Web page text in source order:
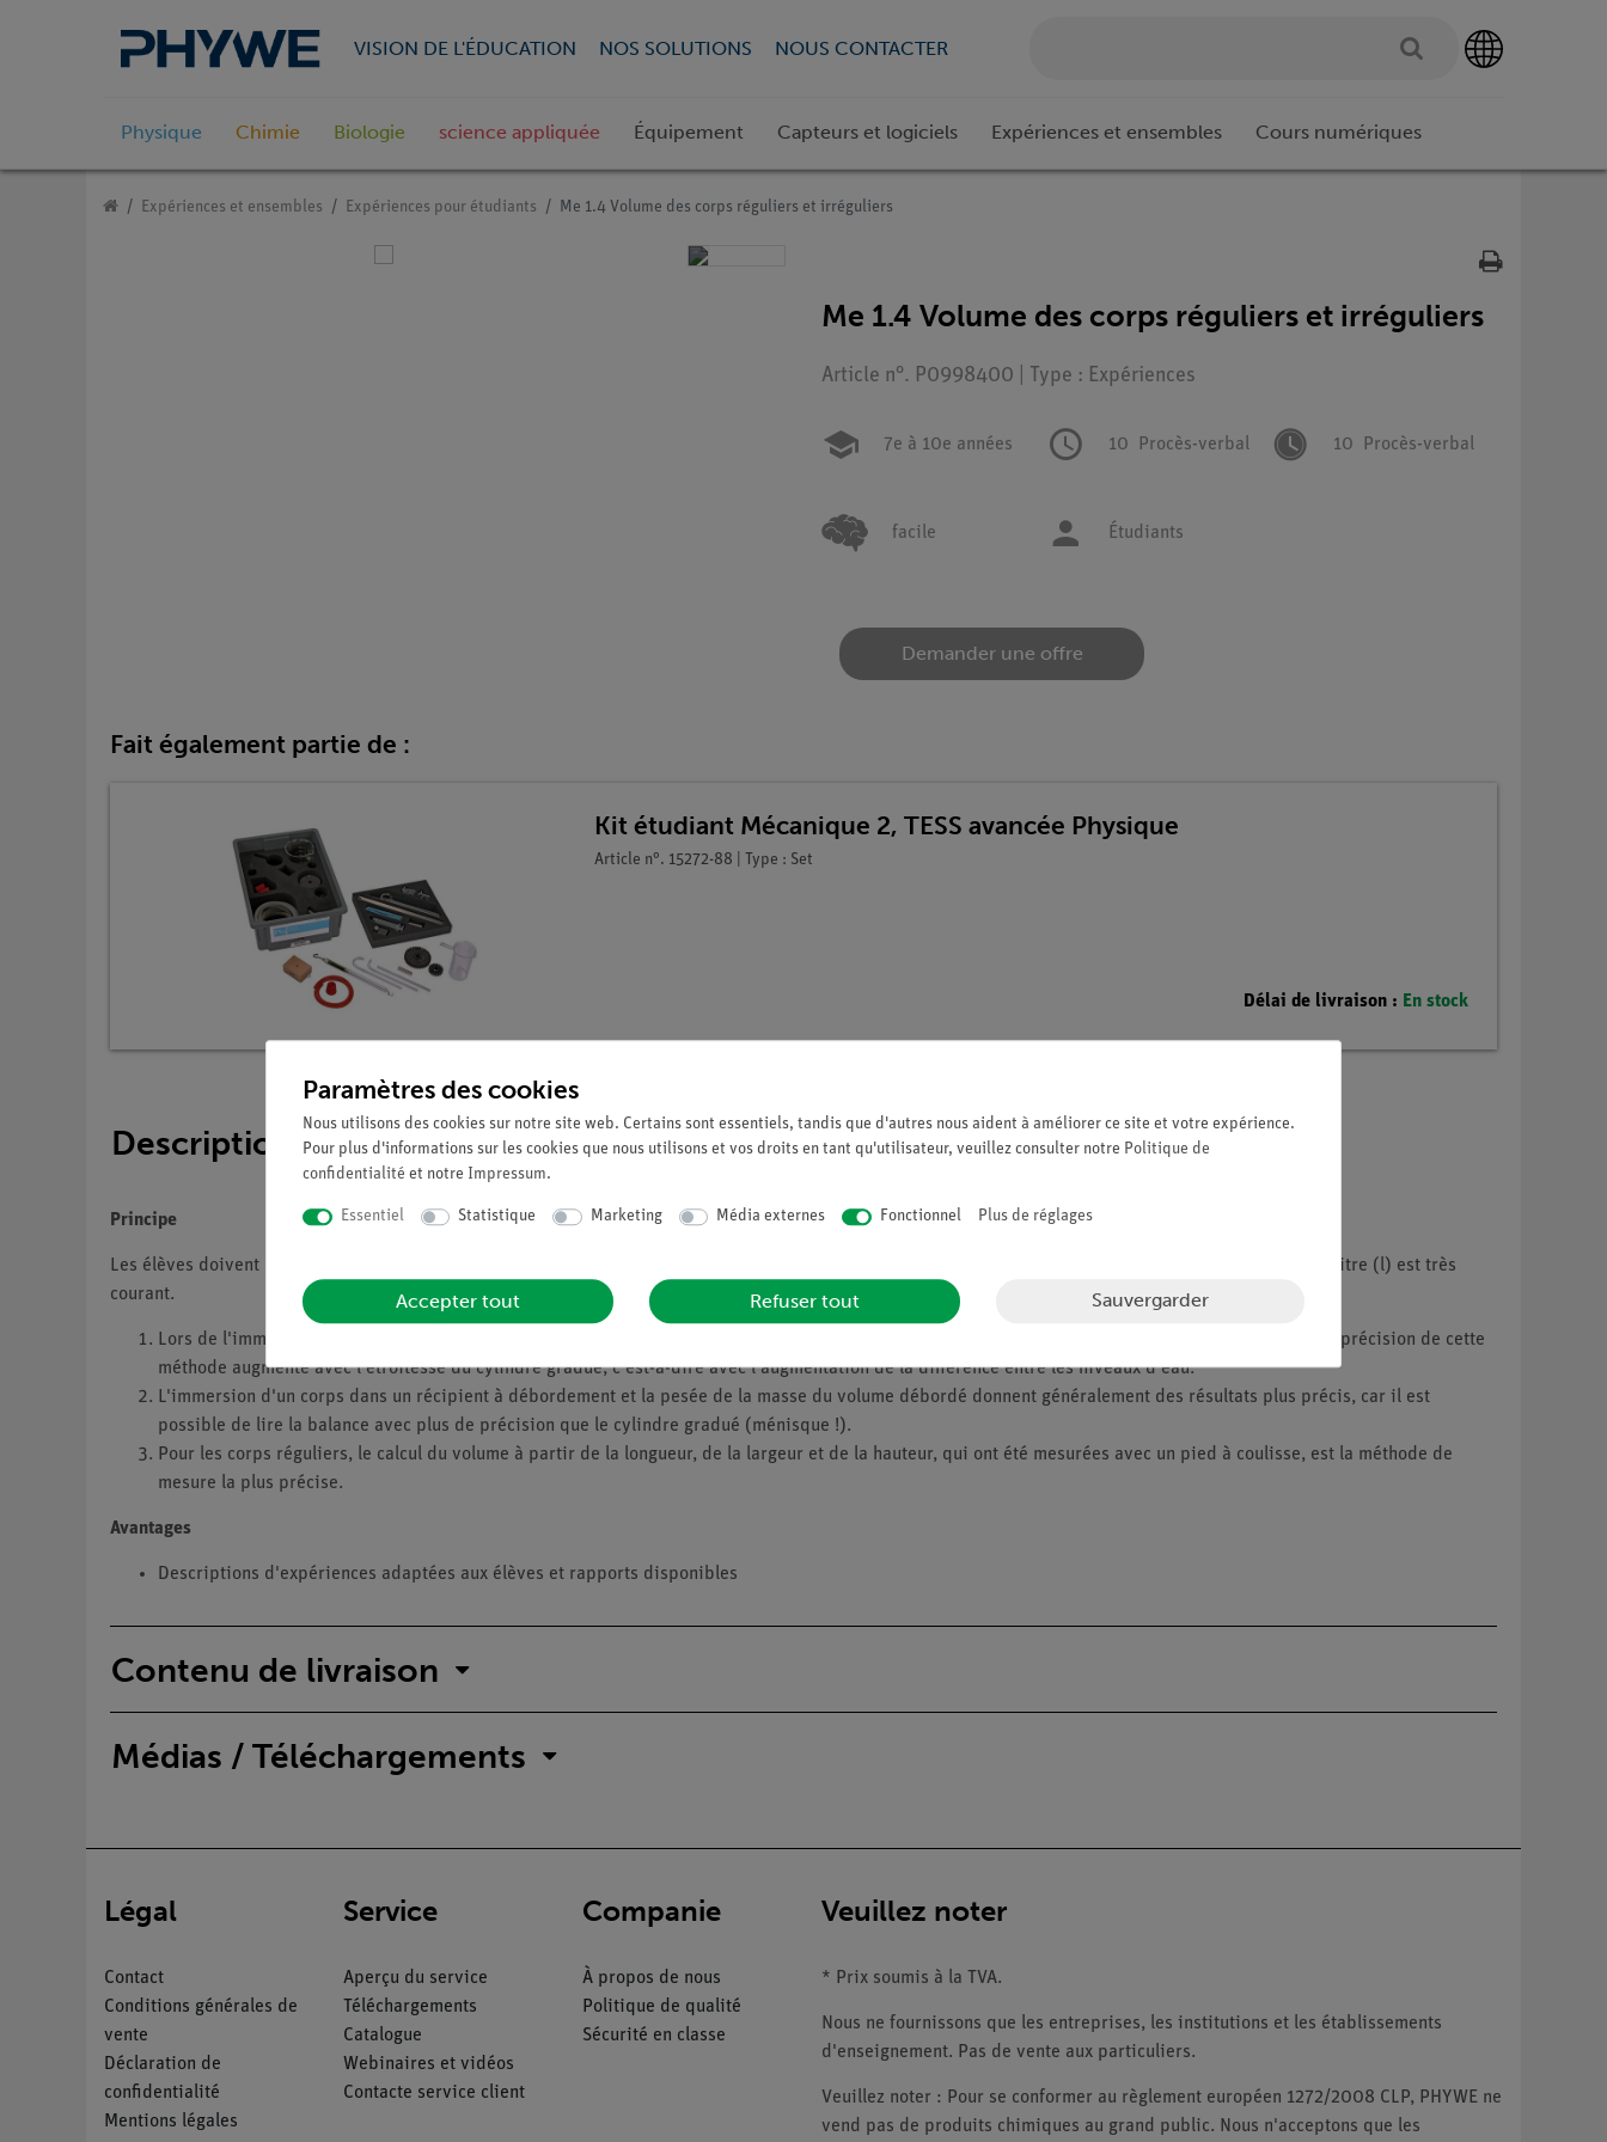
VISION DE L'ÉDUCATION NOS SOLUTIONS NOUS CONTACTER
Physique Chimie Biologie science appliquée Équipement Capteurs et logiciels Expériences et ensembles Cours numériques
Expériences et ensembles Expériences pour étudiants Me 1.4 Volume des corps réguliers et irréguliers
Me 1.4 Volume des corps réguliers et irréguliers
Article n°. P0998400 | Type : Expériences
7e à 10e années 10 Procès-verbal 10 Procès-verbal
facile Étudiants
Demander une offre
Fait également partie de :
Kit étudiant Mécanique 2, TESS avancée Physique
Article n°. 15272-88 | Type : Set
Délai de livraison : En stock
Description
Principe
Les élèves doivent déterminer le volume de 3 corps solides. Pour ce faire, ils doivent savoir que le mètre cube (
) est l'unité de volume et que le terme litre (l) est très
courant.
Lors de l'immersion d'un corps solide dans un cylindre gradué, la différence entre les niveaux d'eau initial et final donne directement le volume. La précision de cette
méthode augmente avec l'étroitesse du cylindre gradué, c'est-à-dire avec l'augmentation de la différence entre les niveaux d'eau.
L'immersion d'un corps dans un récipient à débordement et la pesée de la masse du volume débordé donnent généralement des résultats plus précis, car il est
possible de lire la balance avec plus de précision que le cylindre gradué (ménisque !).
Pour les corps réguliers, le calcul du volume à partir de la longueur, de la largeur et de la hauteur, qui ont été mesurées avec un pied à coulisse, est la méthode de
mesure la plus précise.
Avantages
Descriptions d'expériences adaptées aux élèves et rapports disponibles
Contenu de livraison
Médias / Téléchargements
Légal
Contact
Conditions générales de
vente
Déclaration de
confidentialité
Mentions légales
Service
Aperçu du service
Téléchargements
Catalogue
Webinaires et vidéos
Contacte service client
Companie
À propos de nous
Politique de qualité
Sécurité en classe
Veuillez noter
* Prix soumis à la TVA.
Nous ne fournissons que les entreprises, les institutions et les établissements
d'enseignement. Pas de vente aux particuliers.
Veuillez noter : Pour se conformer au règlement européen 1272/2008 CLP, PHYWE ne
vend pas de produits chimiques au grand public. Nous n'acceptons que les
Paramètres des cookies
Nous utilisons des cookies sur notre site web. Certains sont essentiels, tandis que d'autres nous aident à améliorer ce site et votre expérience.
Pour plus d'informations sur les cookies que nous utilisons et vos droits en tant qu'utilisateur, veuillez consulter notre Politique de
confidentialité et notre Impressum.
Essentiel Statistique Marketing Média externes Fonctionnel Plus de réglages
Accepter tout Refuser tout Sauvergarder